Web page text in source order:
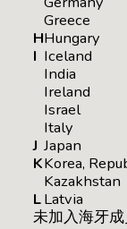
Greece
HHungary
I Iceland
India
Ireland
Israel
Italy
J Japan
KKorea,
Kazakhstan
LLatvia
未加入海牙